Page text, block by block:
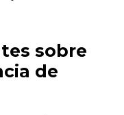
sobre
de